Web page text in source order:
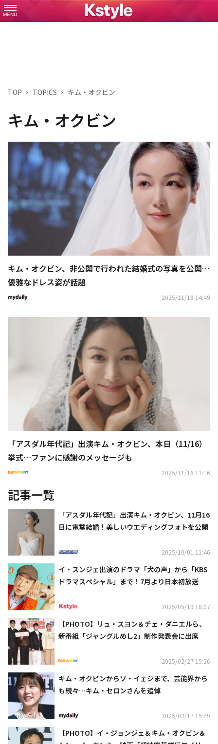
MENU
TOP TOPICS キム・オクビン
キム・オクビン
キム・オクビン、非公開で行われた結婚式の写真を公開…
優雅なドレス姿が話題
2025/11/18 14:49
「アスダル年代記」出演キム・オクビン、本日（11/16）
挙式…ファンに感謝のメッセージも
2025/11/16 11:16
記事一覧
「アスダル年代記」出演キム・オクビン、11月16
日に電撃結婚！美しいウエディングフォトを公開
2025/10/01 11:46
イ・スンジェ出演のドラマ「犬の声」から「KBS
ドラマスペシャル」まで！7月より日本初放送
2025/05/19 18:07
【PHOTO】リュ・スヨン＆チェ・ダニエルら、
新番組「ジャングルめし2」制作発表会に出席
2025/02/27 15:26
キム・オクビンからソ・イェジまで、芸能界から
も続々…キム・セロンさんを追悼
2025/02/17 15:49
【PHOTO】イ・ジョンジェ＆キム・オクビン＆